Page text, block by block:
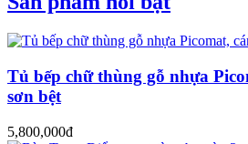
Tủ bếp chữ thùng gỗ nhựa
sơn bệt
5,800,000đ